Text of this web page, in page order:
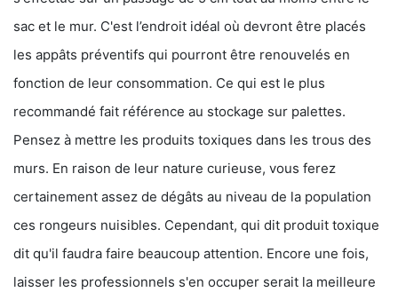
sac et le mur. C'est l’endroit idéal où devront être placés
les appâts préventifs qui pourront être renouvelés en
fonction de leur consommation. Ce qui est le plus
recommandé fait référence au stockage sur palettes.
Pensez à mettre les produits toxiques dans les trous des
murs. En raison de leur nature curieuse, vous ferez
certainement assez de dégâts au niveau de la population
ces rongeurs nuisibles. Cependant, qui dit produit toxique
dit qu'il faudra faire beaucoup attention. Encore une fois,
laisser les professionnels s'en occuper serait la meilleure